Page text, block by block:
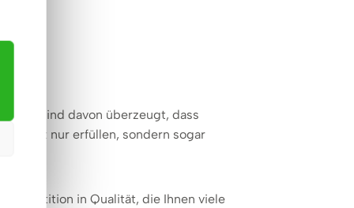
Wir sind davon überzeugt, dass
nicht nur erfüllen, sondern sogar
Investition in Qualität, die Ihnen viele